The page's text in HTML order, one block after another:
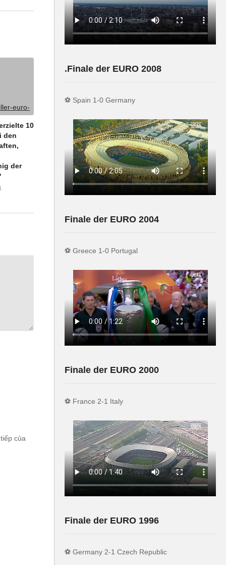
sie
in
und
10
den
der
của
.Finale der EURO 2008
⚽️ Spain 1-0 Germany
Finale der EURO 2004
⚽️ Greece 1-0 Portugal
Finale der EURO 2000
⚽️ France 2-1 Italy
Finale der EURO 1996
⚽️ Germany 2-1 Czech Republic